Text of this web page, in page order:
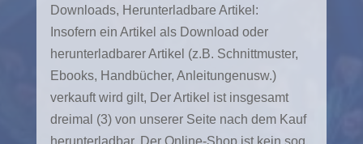
Downloads, Herunterladbare Artikel:
Insofern ein Artikel als Download oder
herunterladbarer Artikel (z.B. Schnittmuster,
Ebooks, Handbücher, Anleitungenusw.)
verkauft wird gilt, Der Artikel ist insgesamt
dreimal (3) von unserer Seite nach dem Kauf